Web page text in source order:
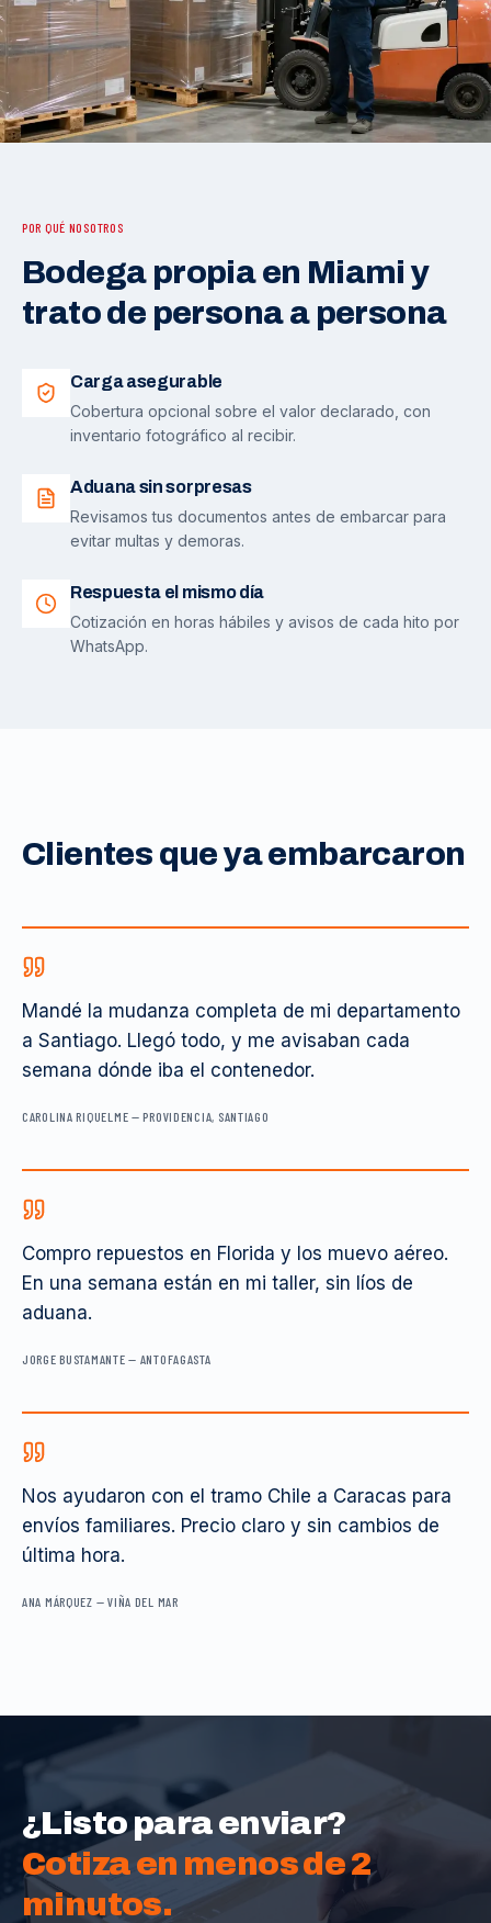
POR QUÉ NOSOTROS
Bodega propia en Miami y
trato de persona a persona
Carga asegurable
Cobertura opcional sobre el valor declarado, con
inventario fotográfico al recibir.
Aduana sin sorpresas
Revisamos tus documentos antes de embarcar para
evitar multas y demoras.
Respuesta el mismo día
Cotización en horas hábiles y avisos de cada hito por
WhatsApp.
Clientes que ya embarcaron
Mandé la mudanza completa de mi departamento
a Santiago. Llegó todo, y me avisaban cada
semana dónde iba el contenedor.
CAROLINA RIQUELME —PROVIDENCIA, SANTIAGO
Compro repuestos en Florida y los muevo aéreo.
En una semana están en mi taller, sin líos de
aduana.
JORGE BUSTAMANTE — ANTOFAGASTA
Nos ayudaron con el tramo Chile a Caracas para
envíos familiares. Precio claro y sin cambios de
última hora.
ANA MÁRQUEZ —VIÑA DEL MAR
¿Listo para enviar?
Cotiza en menos de 2
minutos.